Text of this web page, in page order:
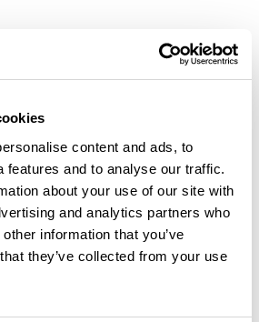
content and ads, to
features and to analyse our traffic.
about your use of our site with
and analytics partners who
information that you’ve
they’ve collected from your use
Ajouter un avis
de vélo de 60,2 km à proximité de